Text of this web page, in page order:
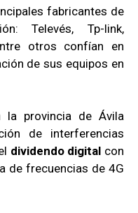
fabricantes de
Televés, Tp-link,
otros confían en
de sus equipos en
la provincia de Ávila
de interferencias
dividendo digital con
de frecuencias de 4G